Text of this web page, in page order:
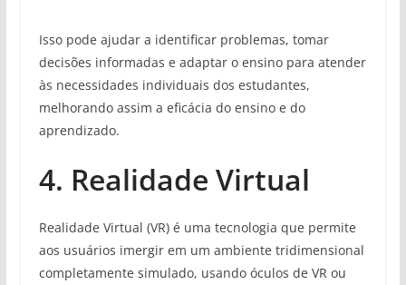
Isso pode ajudar a identificar problemas, tomar
decisões informadas e adaptar o ensino para atender
às necessidades individuais dos estudantes,
melhorando assim a eficácia do ensino e do
aprendizado.
4. Realidade Virtual
Realidade Virtual (VR) é uma tecnologia que permite
aos usuários imergir em um ambiente tridimensional
completamente simulado, usando óculos de VR ou